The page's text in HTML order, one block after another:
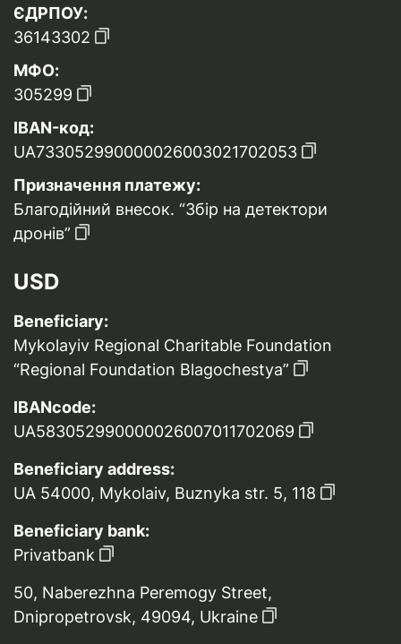
ЄДРПОУ:
36143302
МФО:
305299
IBAN-код:
UA733052990000026003021702053
Призначення платежу:
Благодійний внесок. “Збір на детектори
дронів”
USD
Beneficiary:
Mykolayiv Regional Charitable Foundation
“Regional Foundation Blagochestya”
IBANcode:
UA583052990000026007011702069
Beneficiary address:
UA 54000, Mykolaiv, Buznyka str. 5, 118
Beneficiary bank:
Privatbank
50, Naberezhna Peremogy Street,
Dnipropetrovsk, 49094, Ukraine